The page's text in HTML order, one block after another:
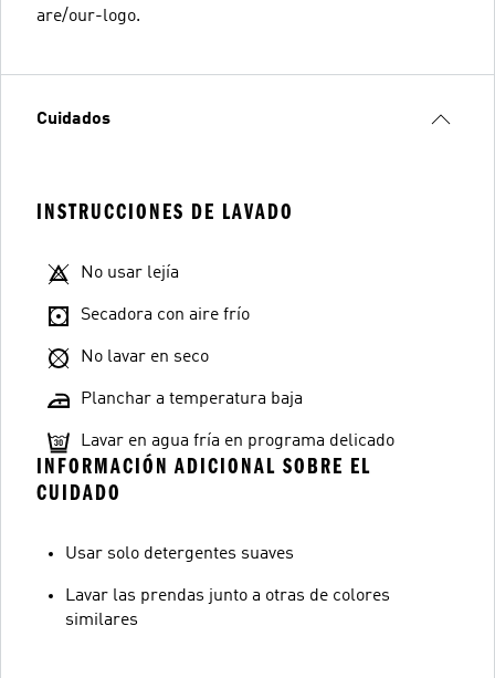
are/our-logo.
Cuidados
INSTRUCCIONES DE LAVADO
No usar lejía
Secadora con aire frío
No lavar en seco
Planchar a temperatura baja
Lavar en agua fría en programa delicado
INFORMACIÓN ADICIONAL SOBRE EL
CUIDADO
Usar solo detergentes suaves
Lavar las prendas junto a otras de colores
similares